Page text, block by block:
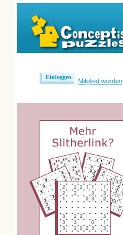
Einloggen
Mitglied werden